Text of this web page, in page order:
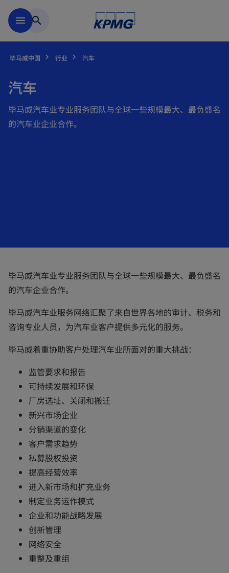
menu search
毕马威中国 行业 汽车
汽车
毕马威汽车业专业服务团队与全球一些规模最大、最负盛名
的汽车业企业合作。
毕马威汽车业专业服务团队与全球一些规模最大、最负盛名
的汽车企业合作。
毕马威汽车业服务网络汇聚了来自世界各地的审计、税务和
咨询专业人员，为汽车业客户提供多元化的服务。
毕马威着重协助客户处理汽车业所面对的重大挑战：
监管要求和报告
可持续发展和环保
厂房选址、关闭和搬迁
新兴市场企业
分销渠道的变化
客户需求趋势
私募股权投资
提高经营效率
进入新市场和扩充业务
制定业务运作模式
企业和功能战略发展
创新管理
网络安全
重整及重组